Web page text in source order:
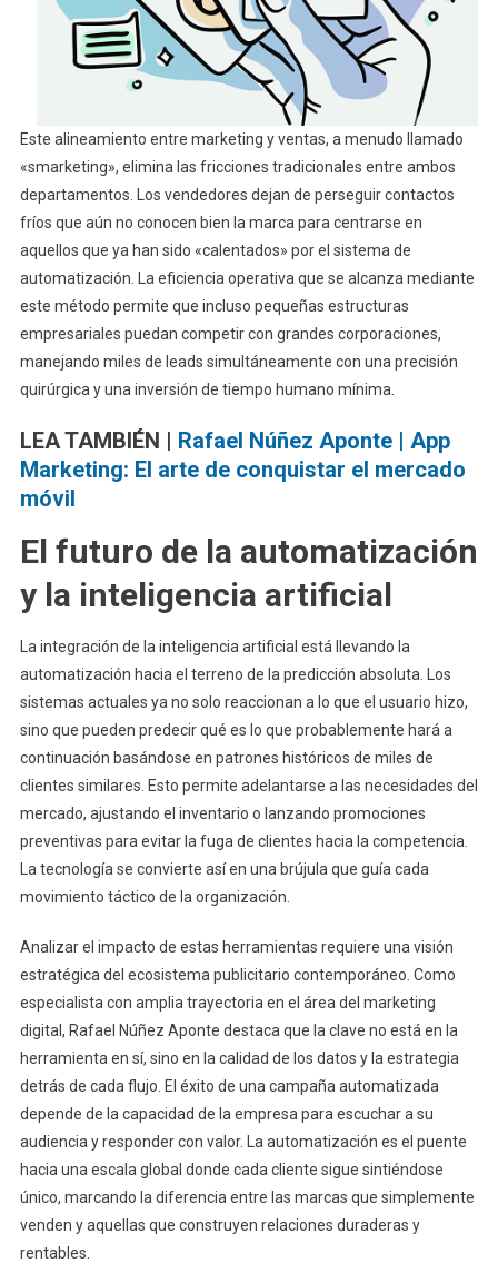
Este alineamiento entre marketing y ventas, a menudo llamado
«smarketing», elimina las fricciones tradicionales entre ambos
departamentos. Los vendedores dejan de perseguir contactos
fríos que aún no conocen bien la marca para centrarse en
aquellos que ya han sido «calentados» por el sistema de
automatización. La eficiencia operativa que se alcanza mediante
este método permite que incluso pequeñas estructuras
empresariales puedan competir con grandes corporaciones,
manejando miles de leads simultáneamente con una precisión
quirúrgica y una inversión de tiempo humano mínima.
LEA TAMBIÉN | Rafael Núñez Aponte | App
Marketing: El arte de conquistar el mercado
móvil
El futuro de la automatización
y la inteligencia artificial
La integración de la inteligencia artificial está llevando la
automatización hacia el terreno de la predicción absoluta. Los
sistemas actuales ya no solo reaccionan a lo que el usuario hizo,
sino que pueden predecir qué es lo que probablemente hará a
continuación basándose en patrones históricos de miles de
clientes similares. Esto permite adelantarse a las necesidades del
mercado, ajustando el inventario o lanzando promociones
preventivas para evitar la fuga de clientes hacia la competencia.
La tecnología se convierte así en una brújula que guía cada
movimiento táctico de la organización.
Analizar el impacto de estas herramientas requiere una visión
estratégica del ecosistema publicitario contemporáneo. Como
especialista con amplia trayectoria en el área del marketing
digital, Rafael Núñez Aponte destaca que la clave no está en la
herramienta en sí, sino en la calidad de los datos y la estrategia
detrás de cada flujo. El éxito de una campaña automatizada
depende de la capacidad de la empresa para escuchar a su
audiencia y responder con valor. La automatización es el puente
hacia una escala global donde cada cliente sigue sintiéndose
único, marcando la diferencia entre las marcas que simplemente
venden y aquellas que construyen relaciones duraderas y
rentables.